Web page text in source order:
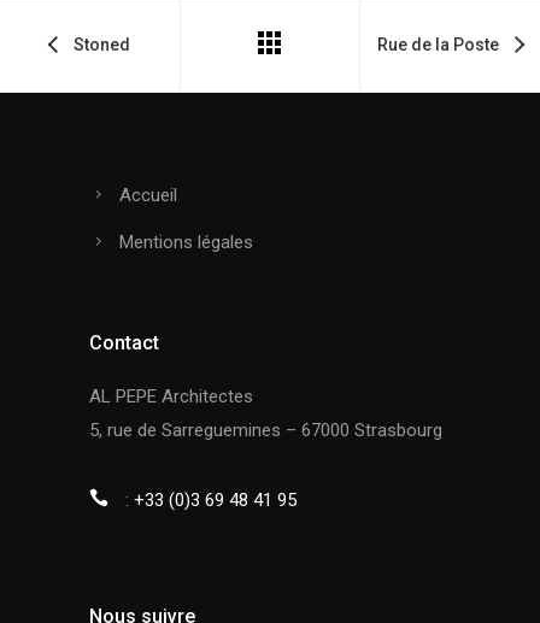
Stoned Rue de la Poste
Accueil
Mentions légales
Contact
AL PEPE Architectes
5, rue de Sarreguemines – 67000 Strasbourg
: +33 (0)3 69 48 41 95
Nous suivre